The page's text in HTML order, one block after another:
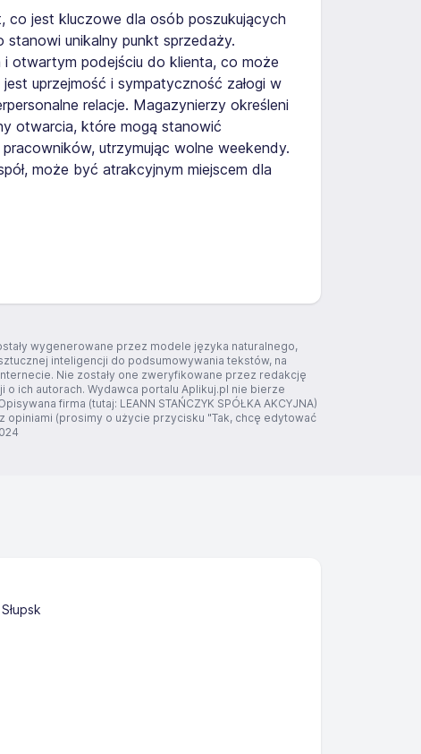
jest kluczowe dla osób poszukujących
unikalny punkt sprzedaży.
i otwartym podejściu do klienta, co może
uprzejmość i sympatyczność załogi w
relacje. Magazynierzy określeni
otwarcia, które mogą stanowić
utrzymując wolne weekendy.
może być atrakcyjnym miejscem dla
wygenerowane przez modele języka naturalnego,
inteligencji do podsumowywania tekstów, na
Nie zostały one zweryfikowane przez redakcję
o ich autorach. Wydawca portalu Aplikuj.pl nie bierze
firma (tutaj: LEANN STAŃCZYK SPÓŁKA AKCYJNA)
opiniami (prosimy o użycie przycisku "Tak, chcę edytować